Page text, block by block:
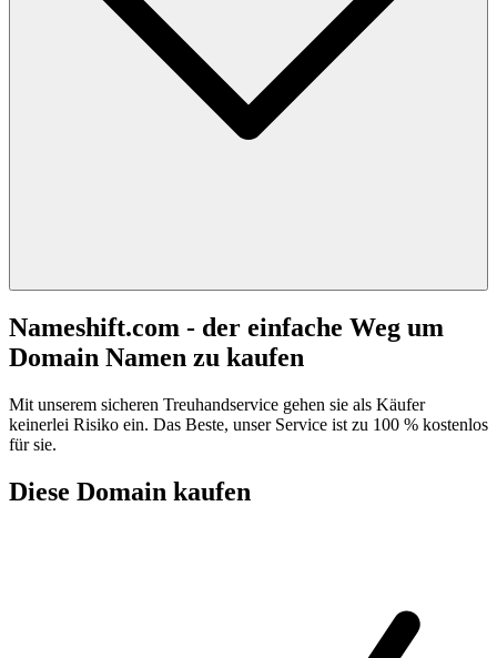
Nameshift.com - der einfache Weg um
Domain Namen zu kaufen
Mit unserem sicheren Treuhandservice gehen sie als Käufer
keinerlei Risiko ein. Das Beste, unser Service ist zu 100 % kostenlos
für sie.
Diese Domain kaufen